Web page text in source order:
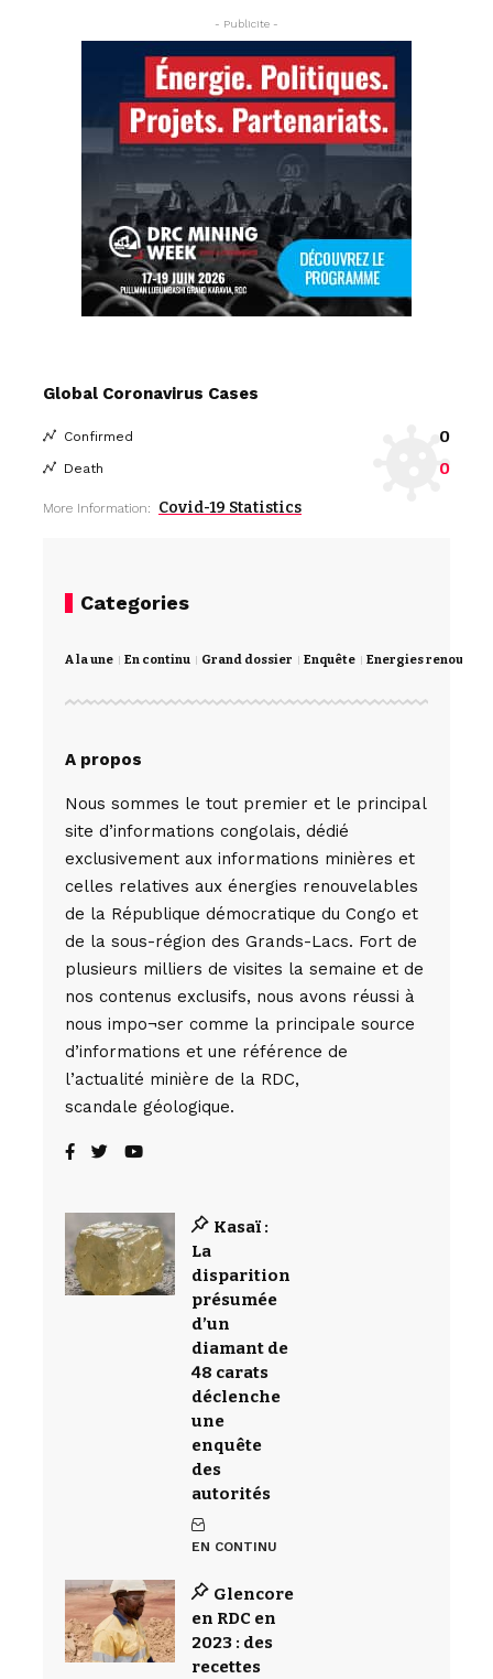
- Publicite -
Global Coronavirus Cases
Confirmed 0
Death 0
More Information: Covid-19 Statistics
Categories
A la une En continu Grand dossier Enquête Energies
A propos
Nous sommes le tout premier et le principal
site d’informations congolais, dédié
exclusivement aux informations minières et
celles relatives aux énergies renouvelables
de la République démocratique du Congo et
de la sous-région des Grands-Lacs. Fort de
plusieurs milliers de visites la semaine et de
nos contenus exclusifs, nous avons réussi à
nous impo¬ser comme la principale source
d’informations et une référence de
l’actualité minière de la RDC,
scandale géologique.
Kasaï :
La
disparition
présumée
d’un
diamant de
48 carats
déclenche
une
enquête
des
autorités
EN CONTINU
Glencore
en RDC en
2023 : des
recettes